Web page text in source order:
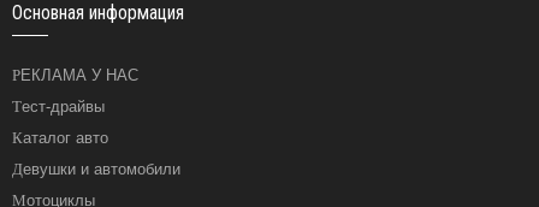
Основная информация
РЕКЛАМА У НАС
Тест-драйвы
Каталог авто
Девушки и автомобили
Мотоциклы